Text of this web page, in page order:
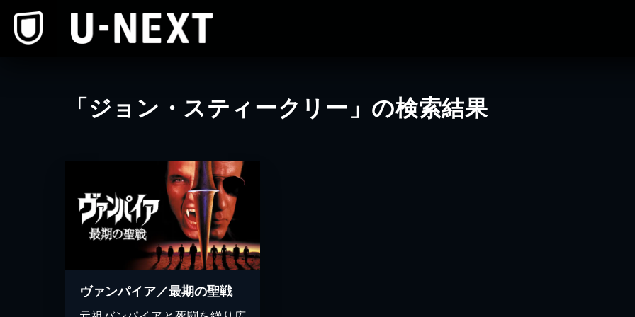
「ジョン・スティークリー」の検索結果
ヴァンパイア／最期の聖戦